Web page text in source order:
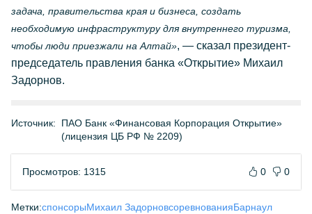
задача, правительства края и бизнеса, создать
необходимую инфраструктуру для внутреннего туризма,
чтобы люди приезжали на Алтай», — сказал президент-
председатель правления банка «Открытие» Михаил
Задорнов.
Источник:
ПАО Банк «Финансовая Корпорация Открытие»
(лицензия ЦБ РФ № 2209)
Просмотров: 1315 0 0
Метки:спонсорыМихаил ЗадорновсоревнованияБарнаул